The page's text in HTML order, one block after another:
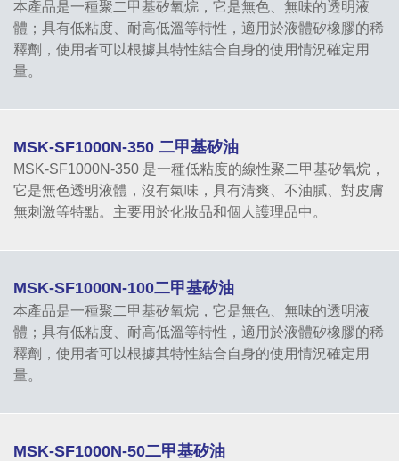
本產品是一種聚二甲基矽氧烷，它是無色、無味的透明液
體；具有低粘度、耐高低溫等特性，適用於液體矽橡膠的稀
釋劑，使用者可以根據其特性結合自身的使用情況確定用
量。
MSK-SF1000N-350 二甲基矽油
MSK-SF1000N-350 是一種低粘度的線性聚二甲基矽氧烷，
它是無色透明液體，沒有氣味，具有清爽、不油膩、對皮膚
無刺激等特點。主要用於化妝品和個人護理品中。
MSK-SF1000N-100二甲基矽油
本產品是一種聚二甲基矽氧烷，它是無色、無味的透明液
體；具有低粘度、耐高低溫等特性，適用於液體矽橡膠的稀
釋劑，使用者可以根據其特性結合自身的使用情況確定用
量。
MSK-SF1000N-50二甲基矽油